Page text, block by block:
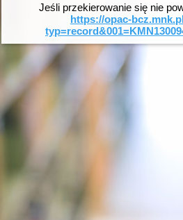
Jeśli przekierowanie się nie
https://opac-